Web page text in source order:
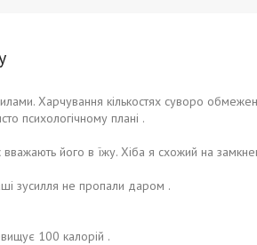
Харчування кількостях суворо
психологічному плані .
вважають його в їжу. Хіба я схожий на
зусилля не пропали даром .
100 калорій .